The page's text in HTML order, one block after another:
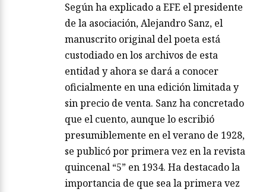
Según ha explicado a EFE el presidente
de la asociación, Alejandro Sanz, el
manuscrito original del poeta está
custodiado en los archivos de esta
entidad y ahora se dará a conocer
oficialmente en una edición limitada y
sin precio de venta. Sanz ha concretado
que el cuento, aunque lo escribió
presumiblemente en el verano de 1928,
se publicó por primera vez en la revista
quincenal “5” en 1934. Ha destacado la
importancia de que sea la primera vez